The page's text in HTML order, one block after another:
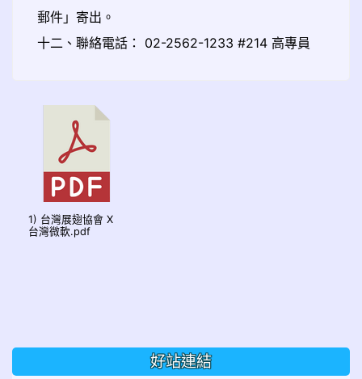
郵件」寄出。
十二、聯絡電話： 02-2562-1233 #214 高專員
1) 台灣展翅協會 X
台灣微軟.pdf
好站連結